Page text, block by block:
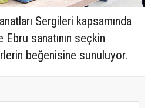
Sergileri kapsamında
sanatının seçkin
beğenisine sunuluyor.